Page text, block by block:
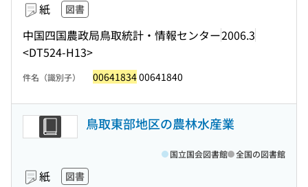
紙 図書
中国四国農政局鳥取統計・情報センター2006.3
<DT524-H13>
件名（識別子） 0064183400641840
鳥取東部地区の農林水産業
紙 図書
国立国会図書館 全国の図書館